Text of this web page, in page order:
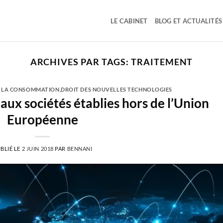
LE CABINET BLOG ET ACTUALITÉS
ARCHIVES PAR TAGS:TRAITEMENT
LA CONSOMMATION ,DROIT DES NOUVELLES TECHNOLOGIES
sociétés établies hors de l’Union
Européenne
LE 2 JUIN 2018 PAR BENNANI